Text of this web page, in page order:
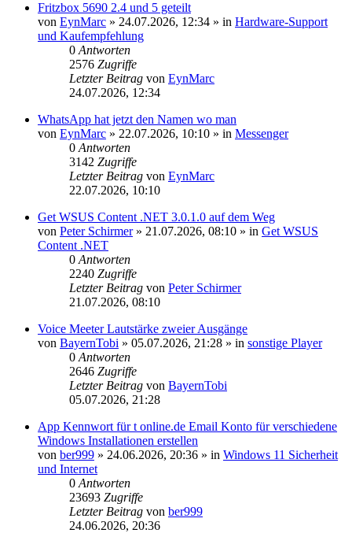
Fritzbox 5690 2.4 und 5 geteilt
von EynMarc » 24.07.2026, 12:34 » in Hardware-Support
und Kaufempfehlung
0Antworten
2576 Zugriffe
Letzter Beitrag von EynMarc
24.07.2026, 12:34
WhatsApp hat jetzt den Namen wo man
von EynMarc » 22.07.2026, 10:10 » in Messenger
0Antworten
3142 Zugriffe
Letzter Beitrag von EynMarc
22.07.2026, 10:10
Get WSUS Content .NET 3.0.1.0 auf dem Weg
von Peter Schirmer» 21.07.2026, 08:10 » in Get WSUS
Content .NET
0Antworten
2240 Zugriffe
Letzter Beitrag von Peter Schirmer
21.07.2026, 08:10
Voice Meeter Lautstärke zweier Ausgänge
von BayernTobi » 05.07.2026, 21:28 » in sonstige Player
0Antworten
2646 Zugriffe
Letzter Beitrag von BayernTobi
05.07.2026, 21:28
App Kennwort für t online.de Email Konto für verschiedene
Windows Installationen erstellen
von ber999 » 24.06.2026, 20:36 » in Windows 11 Sicherheit
und Internet
0Antworten
23693 Zugriffe
Letzter Beitrag von ber999
24.06.2026, 20:36